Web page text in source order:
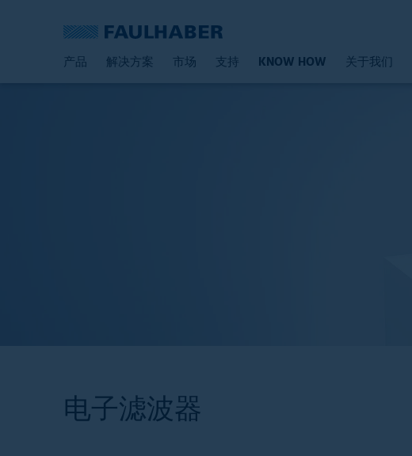
产品 解决方案 市场 支持 KNOW HOW 关于我们
电子滤波器